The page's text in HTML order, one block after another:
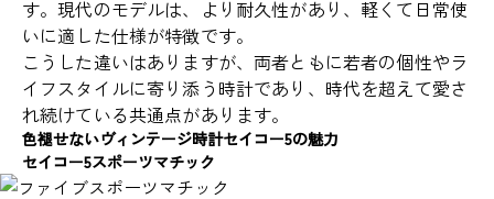
す。現代のモデルは、より耐久性があり、軽くて日常使
いに適した仕様が特徴です。
こうした違いはありますが、両者ともに若者の個性やラ
イフスタイルに寄り添う時計であり、時代を超えて愛さ
れ続けている共通点があります。
色褪せないヴィンテージ時計セイコー5の魅力
セイコー5スポーツマチック